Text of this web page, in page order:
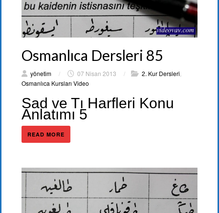
Osmanlıca Dersleri 85
yönetim / 07 Nisan 2013 / 2. Kur Dersleri
Osmanlıca Kursları Video
Sad ve Tı Harfleri Konu
Anlatımı 5
READ MORE